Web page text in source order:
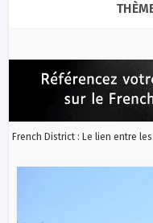
French District : Le lien entre